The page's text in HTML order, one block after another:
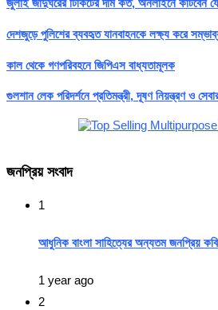
জুলাই জাদুঘরের টিকিটের দাম কত, অনলাইনে কাটবেন
দেশজুড়ে পুলিশের ব্যবহৃত যানবাহনকে লক্ষ্য করে
কাল থেকে গণপরিবহনে জিপিএস বাধ্যতামূলক
গুলশান লেক পরিদর্শনে প্রতিমন্ত্রী, দূষণ নিয়ন্ত্রণ ও
জনপ্রিয় সংবাদ
1
আধুনিক বাংলা সাহিত্যের অন্যতম জনপ্রিয়
1 year ago
2